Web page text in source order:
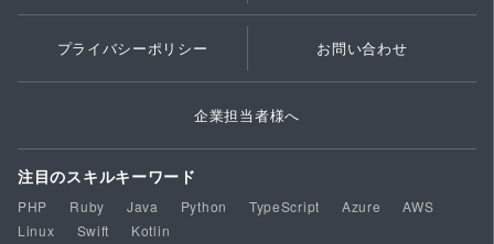
プライバシーポリシー お問い合わせ
企業担当者様へ
注目のスキルキーワード
PHP Ruby Java Python TypeScript Azure
AWS
Linux
Swift Kotlin